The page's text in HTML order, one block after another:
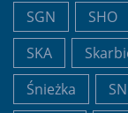
SGN
SHO
SKA
Śnieżka